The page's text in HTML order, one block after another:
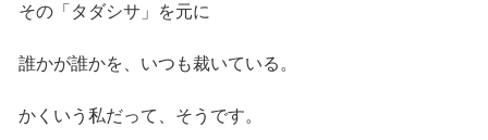
その「タダシサ」を元に
誰かが誰かを、いつも裁いている。
かくいう私だって、そうです。